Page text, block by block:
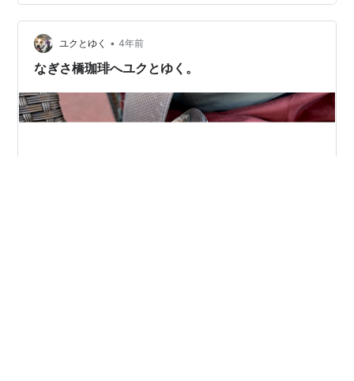
ユクとゆく • 4年前
なぎさ橋珈琲へユクとゆく。